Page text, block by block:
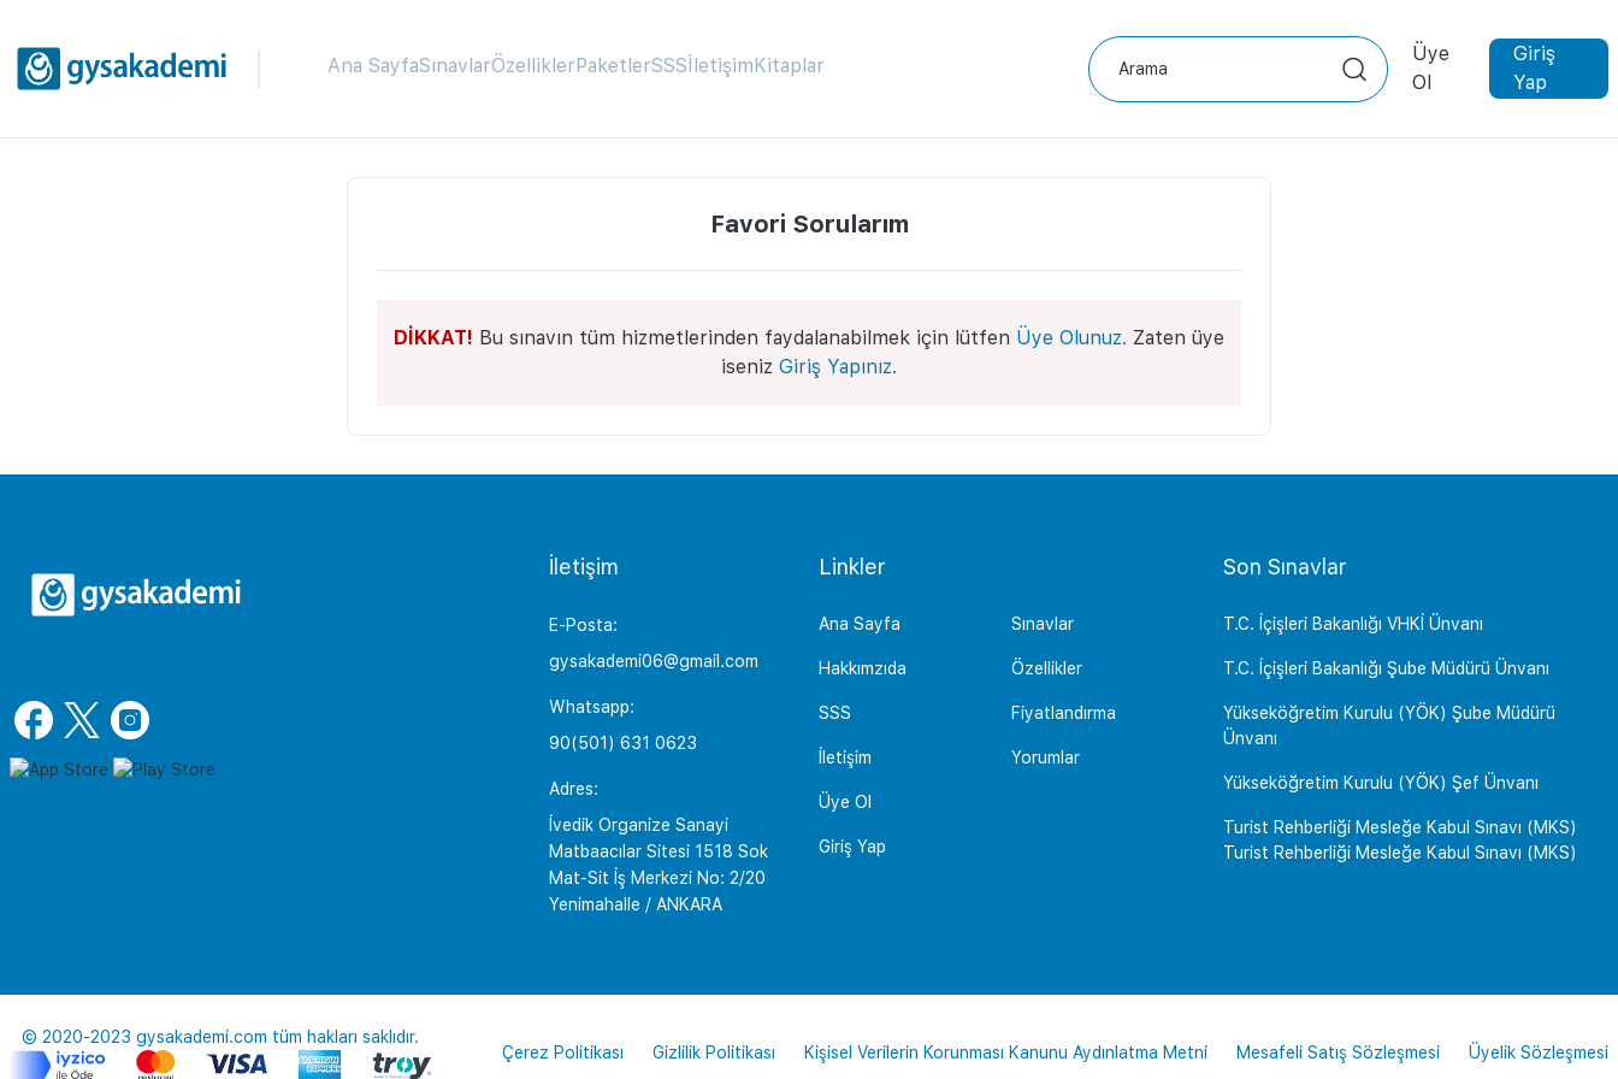
Ana SayfaSınavlarÖzelliklerPaketlerSSSİletişimKitaplar
Üye
Ol
Giriş
Yap
Favori Sorularım
DİKKAT! Bu sınavın tüm hizmetlerinden faydalanabilmek için lütfen Üye Olunuz. Zaten üye
iseniz Giriş Yapınız.
İletişim
E-Posta:
gysakademi06@gmail.com
Whatsapp:
90(501) 631 0623
Adres:
İvedik Organize Sanayi
Matbaacılar Sitesi 1518 Sok
Mat-Sit İş Merkezi No: 2/20
Yenimahalle / ANKARA
Linkler
Ana Sayfa
Hakkımzıda
SSS
İletişim
Üye Ol
Giriş Yap
Sınavlar
Özellikler
Fiyatlandırma
Yorumlar
Son Sınavlar
T.C. İçişleri Bakanlığı VHKİ Ünvanı
T.C. İçişleri Bakanlığı Şube Müdürü Ünvanı
Yükseköğretim Kurulu (YÖK) Şube Müdürü
Ünvanı
Yükseköğretim Kurulu (YÖK) Şef Ünvanı
Turist Rehberliği Mesleğe Kabul Sınavı (MKS)
Turist Rehberliği Mesleğe Kabul Sınavı (MKS)
© 2020-2023 gysakademi.com tüm hakları saklıdır.
Çerez Politikası
Gizlilik Politikası Kişisel Verilerin Korunması Kanunu Aydınlatma Metni Mesafeli Satış Sözleşmesi Üyelik Sözleşmesi